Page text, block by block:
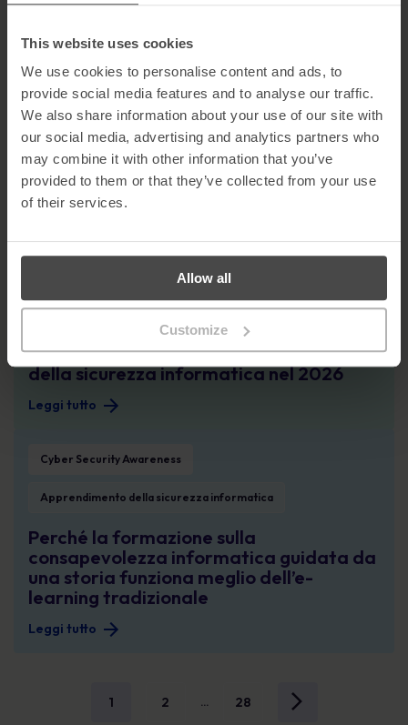
This website uses cookies
We use cookies to personalise content and ads, to
provide social media features and to analyse our traffic.
We also share information about your use of our site with
our social media, advertising and analytics partners who
may combine it with other information that you’ve
provided to them or that they’ve collected from your use
of their services.
Allow all
Customize
Leggi tutto
Il fattore umano in un panorama di minacce guidate dall’intelligenza
Cyber Security Awareness
Il fattore umano in un panorama di
minacce guidate dall’intelligenza
artificiale: Tendenze chiave della
sicurezza informatica da Infosec 2026
Leggi tutto
Una nuova ricerca rivela perché i CISO stanno ripensando la
Una nuova ricerca rivela perché i CISO
stanno ripensando la consapevolezza
della sicurezza informatica nel 2026
Leggi tutto
Cyber Security Awareness
Apprendimento della sicurezza informatica
Perché la formazione sulla
consapevolezza informatica guidata da
una storia funziona meglio dell’e-
learning tradizionale
Leggi tutto
1 2 ... 28